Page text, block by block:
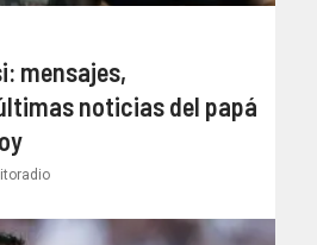
mensajes,
noticias del papá